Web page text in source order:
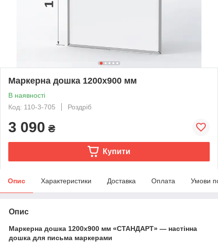
Маркерна дошка 1200х900 мм
В наявності
Код: 110-3-705
Роздріб
3 090 ₴
Купити
Опис Характеристики Доставка Оплата Умови
Опис
Маркерна дошка 1200x900 мм «СТАНДАРТ» — настінна
дошка для письма маркерами